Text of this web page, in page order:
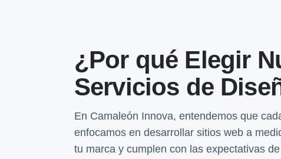
¿Por qué Elegir
Servicios de
En Camaleón Innova, entendemos que
enfocamos en desarrollar sitios web a
tu marca y cumplen con las expectativas